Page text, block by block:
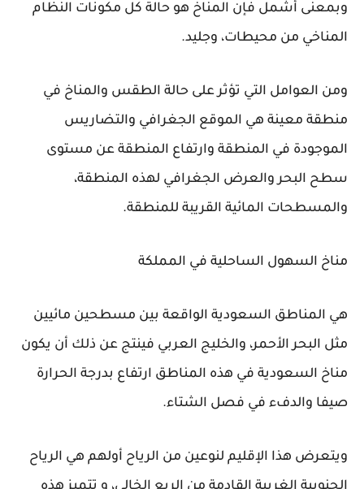
وبمعنى أشمل فإن المناخ هو حالة كل مكونات النظام
المناخي من محيطات، وجليد.
ومن العوامل التي تؤثر على حالة الطقس والمناخ في
منطقة معينة هي الموقع الجغرافي والتضاريس
الموجودة في المنطقة وارتفاع المنطقة عن مستوى
سطح البحر والعرض الجغرافي لهذه المنطقة،
والمسطحات المائية القريبة للمنطقة.
مناخ السهول الساحلية في المملكة
هي المناطق السعودية الواقعة بين مسطحين مائيين
مثل البحر الأحمر، والخليج العربي فينتج عن ذلك أن يكون
مناخ السعودية في هذه المناطق ارتفاع بدرجة الحرارة
صيفا والدفء في فصل الشتاء.
ويتعرض هذا الإقليم لنوعين من الرياح أولهم هي الرياح